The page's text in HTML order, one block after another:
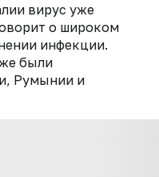
вирус уже
о широком
инфекции.
были
Румынии и